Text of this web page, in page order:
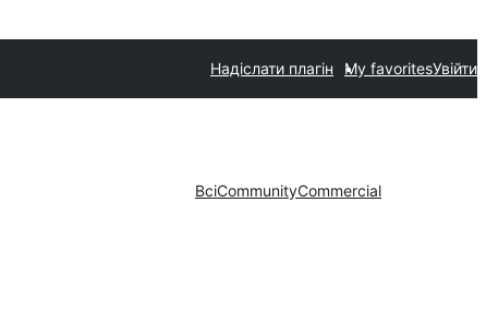
Надіслати плагін My favoritesУвійти
ВсіCommunityCommercial